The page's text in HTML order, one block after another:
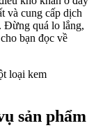
Da
Lành
Tính
Mẫn
Cảm
và cung cấp dịch
Đừng quá lo lắng,
bạn đọc về
sản phẩm